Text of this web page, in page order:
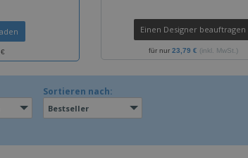
Einen Designer beauftragen
für nur 23,79 € (inkl. MwSt.)
Sortieren nach:
Bestseller